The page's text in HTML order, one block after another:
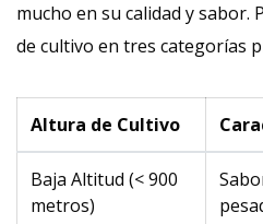
mucho en su calidad y sabor.
de cultivo en tres categorías
Altura de Cultivo
Baja Altitud (< 900
metros)